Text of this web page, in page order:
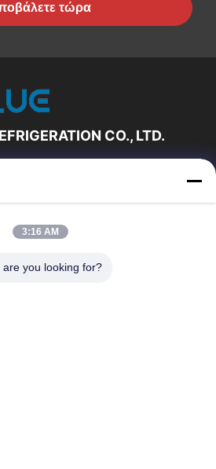
τώρα
CO., LTD.
Περίπου Εμείς
Ζητήστε Ένα Απόσπασμα
3:16 AM
you looking for?